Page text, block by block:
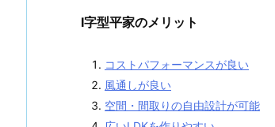
I字型平家のメリット
コストパフォーマンスが良い
風通しが良い
空間・間取りの自由設計が可能